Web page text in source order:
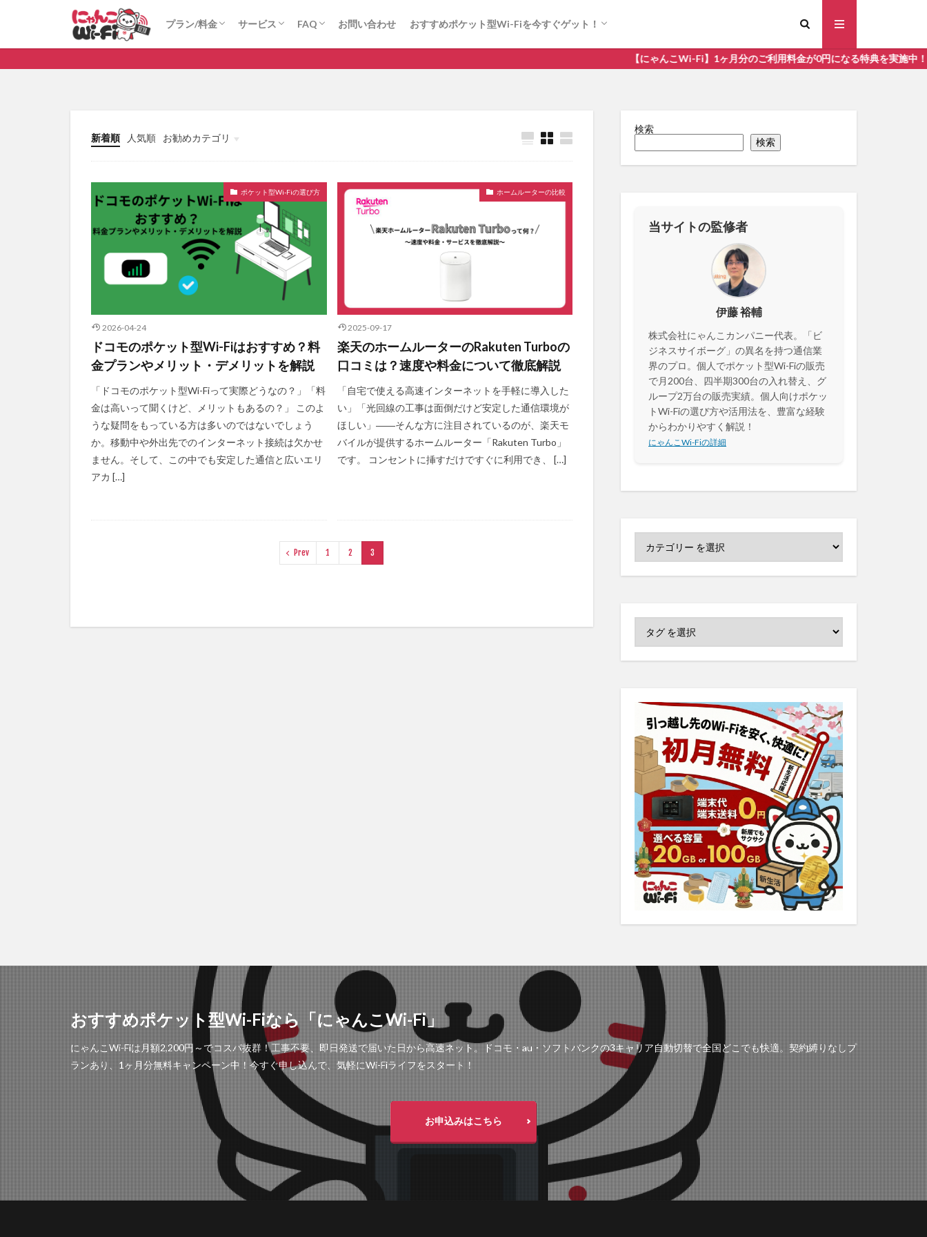
プラン/料金 サービス FAQ お問い合わせ おすすめポケット型Wi-Fiを今すぐゲット！
【にゃんこWi-Fi】1ヶ月分のご利用料金が0円になる特典を実施中！
新着順 人気順 お勧めカテゴリ
ポケット型Wi-Fiの選び方
2026-04-24
ドコモのポケット型Wi-Fiはおすすめ？料
金プランやメリット・デメリットを解説
「ドコモのポケット型Wi-Fiって実際どうなの？」「料
金は高いって聞くけど、メリットもあるの？」 このよ
うな疑問をもっている方は多いのではないでしょう
か。移動中や外出先でのインターネット接続は欠かせ
ません。そして、この中でも安定した通信と広いエリ
アカ […]
ホームルーターの比較
2025-09-17
楽天のホームルーターのRakuten Turboの
口コミは？速度や料金について徹底解説
「自宅で使える高速インターネットを手軽に導入した
い」「光回線の工事は面倒だけど安定した通信環境が
ほしい」――そんな方に注目されているのが、楽天モ
バイルが提供するホームルーター「Rakuten Turbo」
です。 コンセントに挿すだけですぐに利用でき、 […]
Prev 1 2 3
検索
検索
当サイトの監修者
伊藤 裕輔
株式会社にゃんこカンパニー代表。「ビ
ジネスサイボーグ」の異名を持つ通信業
界のプロ。個人でポケット型Wi-Fiの販売
で月200台、四半期300台の入れ替え、グ
ループ2万台の販売実績。個人向けポケッ
トWi-Fiの選び方や活用法を、豊富な経験
からわかりやすく解説！
にゃんこWi-Fiの詳細
おすすめポケット型Wi-Fiなら「にゃんこWi-Fi」
にゃんこWi-Fiは月額2,200円～でコスパ抜群！工事不要、即日発送で届いた日から高速ネット。ドコモ・au・ソフトバンクの3キャリア自動切替で全国どこでも快適。契約縛りなしプ
ランあり、1ヶ月分無料キャンペーン中！今すぐ申し込んで、気軽にWi-Fiライフをスタート！
お申込みはこちら
タグ
au WiMAX ソフトバンク ドコモ ホームルーター
ポケット型Wi-Fi おすすめ
ポケット型Wi-Fi ドコモ
ポケット型Wi-Fi 比較 光回線 楽天モバイル